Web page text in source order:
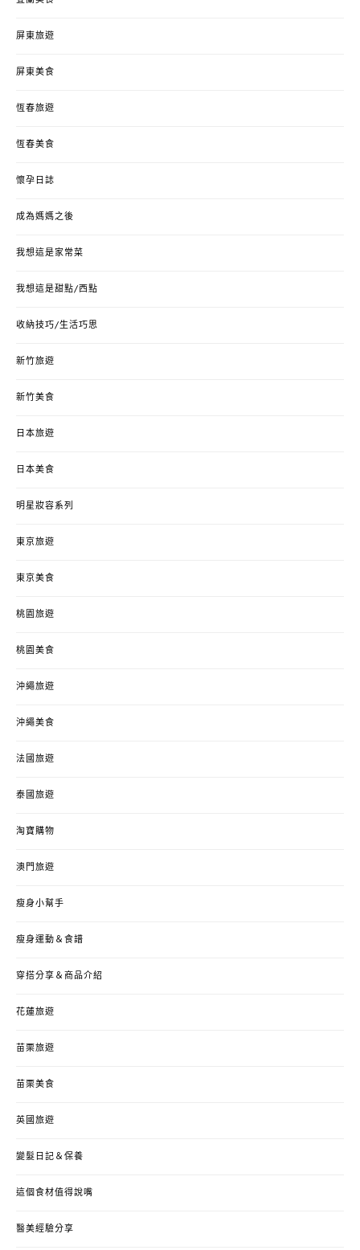
屏東旅遊
屏東美食
恆春旅遊
恆春美食
懷孕日誌
成為媽媽之後
我想這是家常菜
我想這是甜點/西點
收納技巧/生活巧思
新竹旅遊
新竹美食
日本旅遊
日本美食
明星妝容系列
東京旅遊
東京美食
桃園旅遊
桃園美食
沖繩旅遊
沖繩美食
法國旅遊
泰國旅遊
淘寶購物
澳門旅遊
瘦身小幫手
瘦身運動＆食譜
穿搭分享＆商品介紹
花蓮旅遊
苗栗旅遊
苗栗美食
英國旅遊
變髮日記＆保養
這個食材值得說嘴
醫美經驗分享